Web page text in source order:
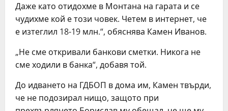
Даже като отидохме в Монтана на гарата и се
чудихме кой е този човек. Четем в интернет, че
е изтеглил 18-19 млн.“, обяснява Камен Иванов.
„Не сме откривали банкови сметки. Никога не
сме ходили в банка“, добавя той.
До идването на ГДБОП в дома им, Камен твърди,
че не подозирал нищо, защото при